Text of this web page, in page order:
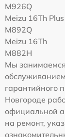
M926Q
Meizu 16Th Plus
M892Q
Meizu 16Th
M882H
Мы
гарантийного
Новгороде
официальной
на ремонт,